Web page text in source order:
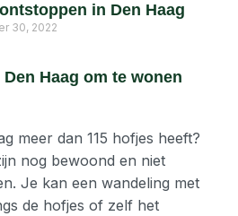
in Den Haag
30, 2022
Haag om te wonen
meer dan 115 hofjes heeft?
nog bewoond en niet
Je kan een wandeling met
de hofjes of zelf het